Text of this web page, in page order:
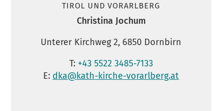
TIROL UND VORARLBERG
Christina Jochum
Unterer Kirchweg 2, 6850 Dornbirn
T: +43 5522 3485-7133
E: dka@kath-kirche-vorarlberg.at